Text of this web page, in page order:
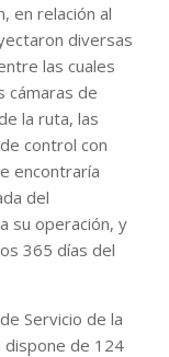
en relación al
diversas
las cuales
cámaras de
la ruta, las
control con
encontraría
del
su operación, y
365 días del
Servicio de la
dispone de 124